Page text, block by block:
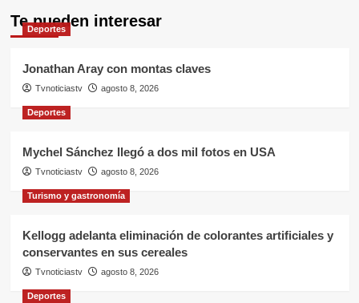
Te pueden interesar
Deportes
Jonathan Aray con montas claves
Tvnoticiastv agosto 8, 2026
Deportes
Mychel Sánchez llegó a dos mil fotos en USA
Tvnoticiastv agosto 8, 2026
Turismo y gastronomía
Kellogg adelanta eliminación de colorantes artificiales y
conservantes en sus cereales
Tvnoticiastv agosto 8, 2026
Deportes